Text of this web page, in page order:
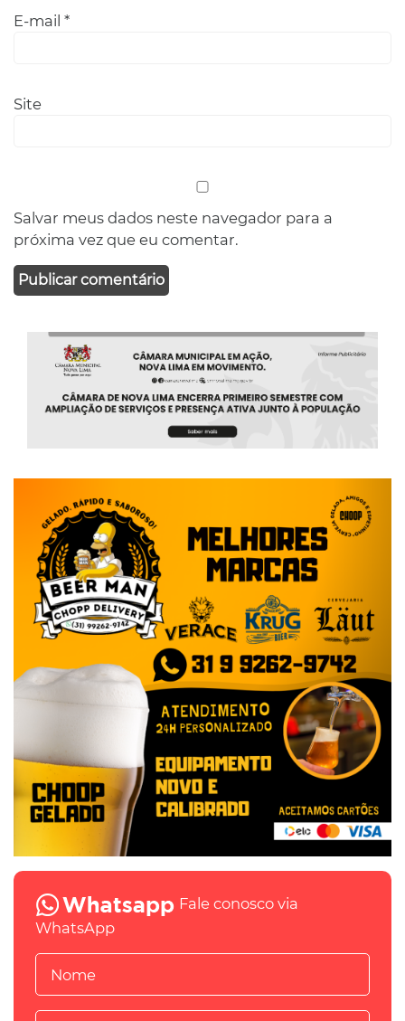
E-mail *
Site
Salvar meus dados neste navegador para a
próxima vez que eu comentar.
Fale conosco via
WhatsApp